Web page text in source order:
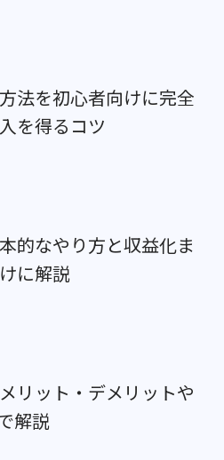
法を初心者向けに完全
を得るコツ
的なやり方と収益化ま
に解説
リット・デメリットや
解説